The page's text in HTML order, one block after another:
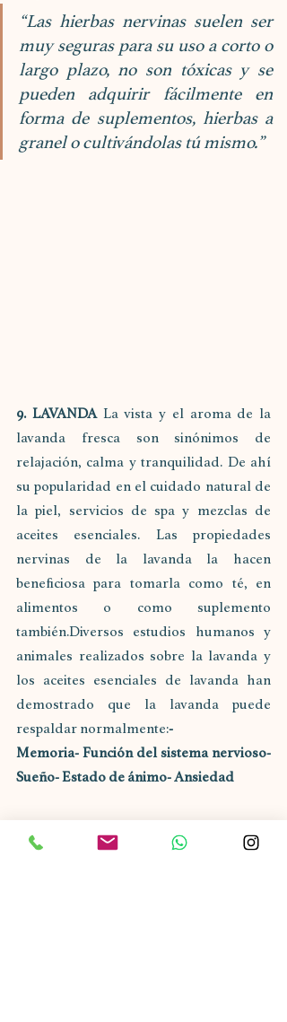
“Las hierbas nervinas suelen ser
muy seguras para su uso a corto o
largo plazo, no son tóxicas y se
pueden adquirir fácilmente en
forma de suplementos, hierbas a
granel o cultivándolas tú mismo.”
9. LAVANDA La vista y el aroma de la
lavanda fresca son sinónimos de
relajación, calma y tranquilidad. De ahí
su popularidad en el cuidado natural de
la piel, servicios de spa y mezclas de
aceites esenciales. Las propiedades
nervinas de la lavanda la hacen
beneficiosa para tomarla como té, en
alimentos o como suplemento
también.Diversos estudios humanos y
animales realizados sobre la lavanda y
los aceites esenciales de lavanda han
demostrado que la lavanda puede
respaldar normalmente:-
Memoria- Función del sistema nervioso-
Sueño- Estado de ánimo- Ansiedad
toma como té, se usa en recetas, se aplica